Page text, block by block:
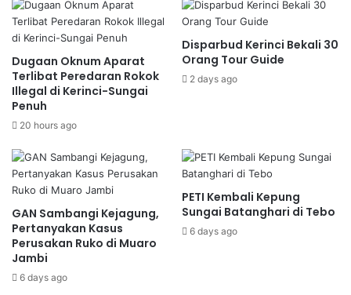
Dugaan Oknum Aparat
Terlibat Peredaran Rokok
Illegal di Kerinci-Sungai
Penuh
20 hours ago
Disparbud Kerinci Bekali 30
Orang Tour Guide
2 days ago
GAN Sambangi Kejagung,
Pertanyakan Kasus
Perusakan Ruko di Muaro
Jambi
6 days ago
PETI Kembali Kepung
Sungai Batanghari di Tebo
6 days ago